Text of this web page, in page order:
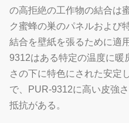
の高拒絶の工作物の結合は
ク蜜蜂の巣のパネルおよび
結合を壁紙を張るために適
9312はある特定の温度に暖
さの下に特色にされた安定
で、PUR-9312に高い皮強
抵抗がある。